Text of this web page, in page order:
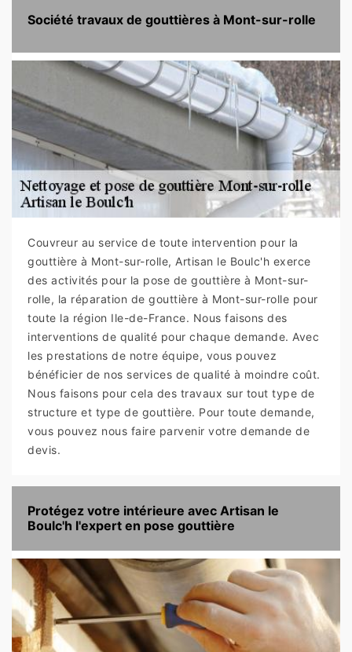
Société travaux de gouttières à Mont-sur-rolle
Couvreur au service de toute intervention pour la
gouttière à Mont-sur-rolle, Artisan le Boulc'h exerce
des activités pour la pose de gouttière à Mont-sur-
rolle, la réparation de gouttière à Mont-sur-rolle pour
toute la région Ile-de-France. Nous faisons des
interventions de qualité pour chaque demande. Avec
les prestations de notre équipe, vous pouvez
bénéficier de nos services de qualité à moindre coût.
Nous faisons pour cela des travaux sur tout type de
structure et type de gouttière. Pour toute demande,
vous pouvez nous faire parvenir votre demande de
devis.
Protégez votre intérieure avec Artisan le
Boulc'h l'expert en pose gouttière